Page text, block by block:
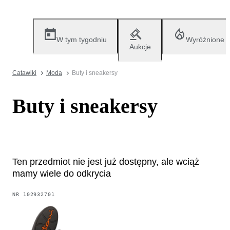
W tym tygodniu
Aukcje
Wyróżnione
Catawiki Moda Buty i sneakersy
Buty i sneakersy
Ten przedmiot nie jest już dostępny, ale wciąż
mamy wiele do odkrycia
NR 102932701